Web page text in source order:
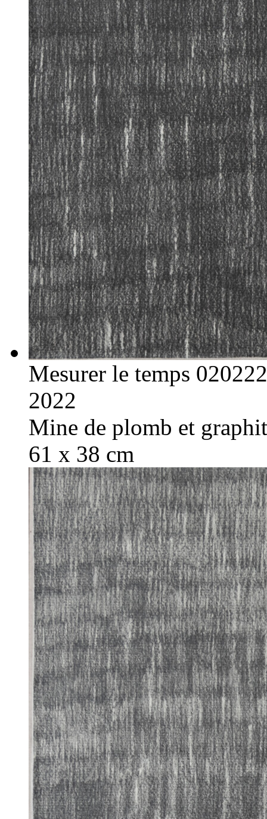
Mesurer le temps 020222
2022
Mine de plomb et
61 x 38 cm